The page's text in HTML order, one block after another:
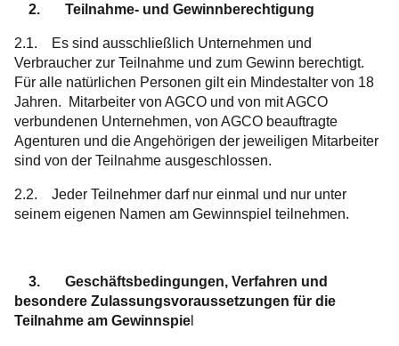
2. Teilnahme- und Gewinnberechtigung
2.1. Es sind ausschließlich Unternehmen und
Verbraucher zur Teilnahme und zum Gewinn berechtigt.
Für alle natürlichen Personen gilt ein Mindestalter von 18
Jahren. Mitarbeiter von AGCO und von mit AGCO
verbundenen Unternehmen, von AGCO beauftragte
Agenturen und die Angehörigen der jeweiligen Mitarbeiter
sind von der Teilnahme ausgeschlossen.
2.2. Jeder Teilnehmer darf nur einmal und nur unter
seinem eigenen Namen am Gewinnspiel teilnehmen.
3. Geschäftsbedingungen, Verfahren und
besondere Zulassungsvoraussetzungen für die
Teilnahme am Gewinnspie